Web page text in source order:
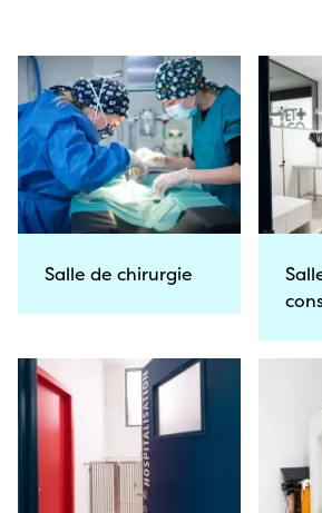
Salle de chirurgie